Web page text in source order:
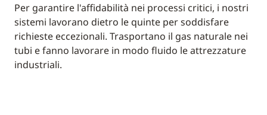
Per garantire l'affidabilità nei processi critici, i nostri
sistemi lavorano dietro le quinte per soddisfare
richieste eccezionali. Trasportano il gas naturale nei
tubi e fanno lavorare in modo fluido le attrezzature
industriali.